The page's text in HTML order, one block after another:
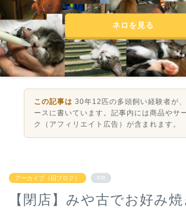
ネロを見る
この記事は 30年12匹の多頭飼い経験者が
ースに書いています。記事内には商品やサ
ク（アフィリエイト広告）が含まれます。
アーカイブ（旧ブログ） PR
【閉店】みや古でお好み